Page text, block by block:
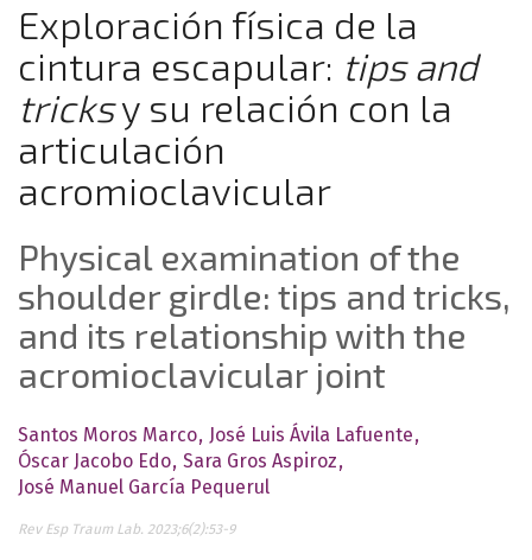
Exploración física de la
cintura escapular: tips and
tricksy su relación con la
articulación
acromioclavicular
Physical examination of the
shoulder girdle: tips and tricks,
and its relationship with the
acromioclavicular joint
Santos Moros Marco José Luis Ávila Lafuente
Óscar Jacobo Edo Sara Gros Aspiroz
José Manuel García Pequerul
Rev Esp Traum Lab. 2023;6(2):53-9